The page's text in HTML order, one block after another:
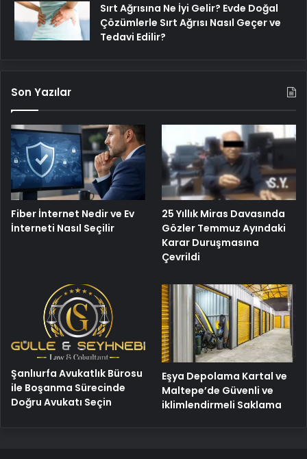
Sırt Ağrısına Ne İyi Gelir? Evde Doğal
Çözümlerle Sırt Ağrısı Nasıl Geçer ve
Tedavi Edilir?
Son Yazılar
Fiber İnternet Nedir ve Ev
İnterneti Nasıl Seçilir
25 Yıllık Miras Davasında
Gözler Temmuz Ayındaki
Karar Duruşmasına
Çevrildi
Şanlıurfa Avukatlık Bürosu
ile Boşanma Sürecinde
Doğru Avukatı Seçin
Eşya Depolama Kartal ve
Maltepe’de Güvenli ve
iklimlendirmeli Saklama